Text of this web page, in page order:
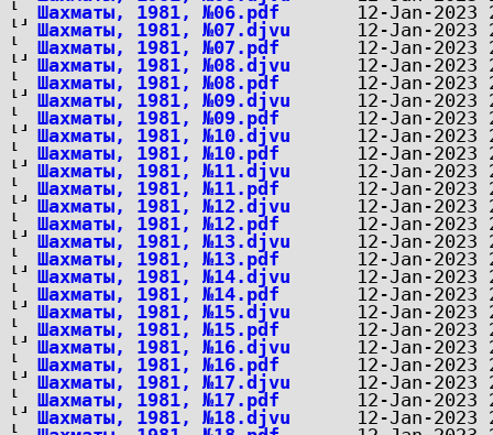
Шахматы, 1981, №06.pdf
Шахматы, 1981, №07.djvu
Шахматы, 1981, №07.pdf
Шахматы, 1981, №08.djvu
Шахматы, 1981, №08.pdf
Шахматы, 1981, №09.djvu
Шахматы, 1981, №09.pdf
Шахматы, 1981, №10.djvu
Шахматы, 1981, №10.pdf
Шахматы, 1981, №11.djvu
Шахматы, 1981, №11.pdf
Шахматы, 1981, №12.djvu
Шахматы, 1981, №12.pdf
Шахматы, 1981, №13.djvu
Шахматы, 1981, №13.pdf
Шахматы, 1981, №14.djvu
Шахматы, 1981, №14.pdf
Шахматы, 1981, №15.djvu
Шахматы, 1981, №15.pdf
Шахматы, 1981, №16.djvu
Шахматы, 1981, №16.pdf
Шахматы, 1981, №17.djvu
Шахматы, 1981, №17.pdf
Шахматы, 1981, №18.djvu